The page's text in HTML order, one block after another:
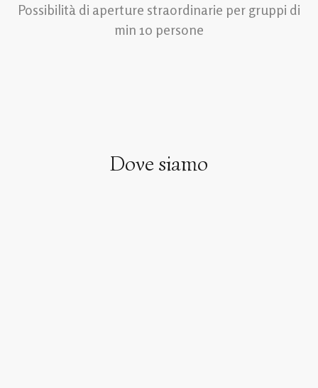
Possibilità di aperture straordinarie per gruppi di
min 10 persone
Dove siamo